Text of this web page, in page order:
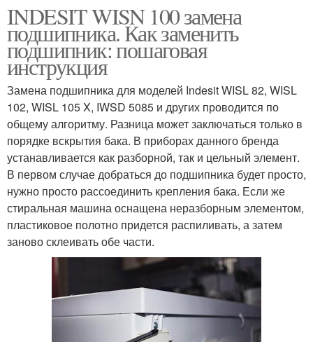
INDESIT WISN 100 замена
подшипника. Как заменить
подшипник: пошаговая
инструкция
Замена подшипника для моделей Indesit WISL 82, WISL
102, WISL 105 X, IWSD 5085 и других проводится по
общему алгоритму. Разница может заключаться только в
порядке вскрытия бака. В приборах данного бренда
устанавливается как разборной, так и цельный элемент.
В первом случае добраться до подшипника будет просто,
нужно просто рассоединить крепления бака. Если же
стиральная машина оснащена неразборным элементом,
пластиковое полотно придется распиливать, а затем
заново склеивать обе части.